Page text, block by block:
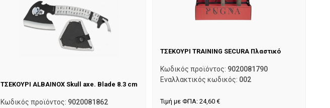
ΤΣΕΚΟΥΡΙ ALBAINOX Skull axe. Blade 8.3 cm
Κωδικός προϊόντος: 9020081862
ΤΣΕΚΟΥΡΙ TRAINING SECURA Πλαστικό
Κωδικός προϊόντος: 9020081790
Εναλλακτικός κωδικός: 002
Τιμή με ΦΠΑ:24,60€